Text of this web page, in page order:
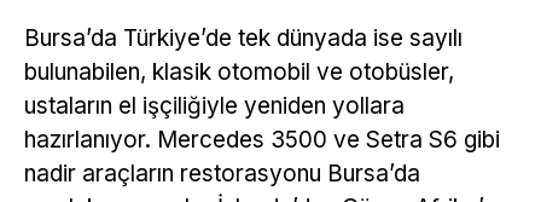
Bursa’da Türkiye’de tek dünyada ise sayılı
bulunabilen, klasik otomobil ve otobüsler,
ustaların el işçiliğiyle yeniden yollara
hazırlanıyor. Mercedes 3500 ve Setra S6 gibi
nadir araçların restorasyonu Bursa’da